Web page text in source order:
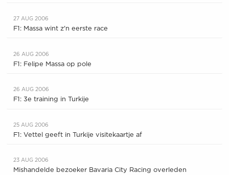
27 AUG 2006
F1: Massa wint z'n eerste race
26 AUG 2006
F1: Felipe Massa op pole
26 AUG 2006
F1: 3e training in Turkije
25 AUG 2006
F1: Vettel geeft in Turkije visitekaartje af
23 AUG 2006
Mishandelde bezoeker Bavaria City Racing overleden